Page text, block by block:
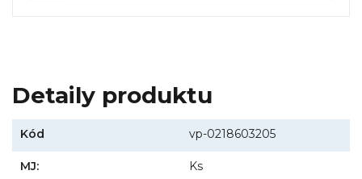
Detaily produktu
Kód vp-0218603205
MJ: Ks